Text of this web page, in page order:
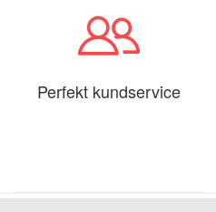
Perfekt kundservice